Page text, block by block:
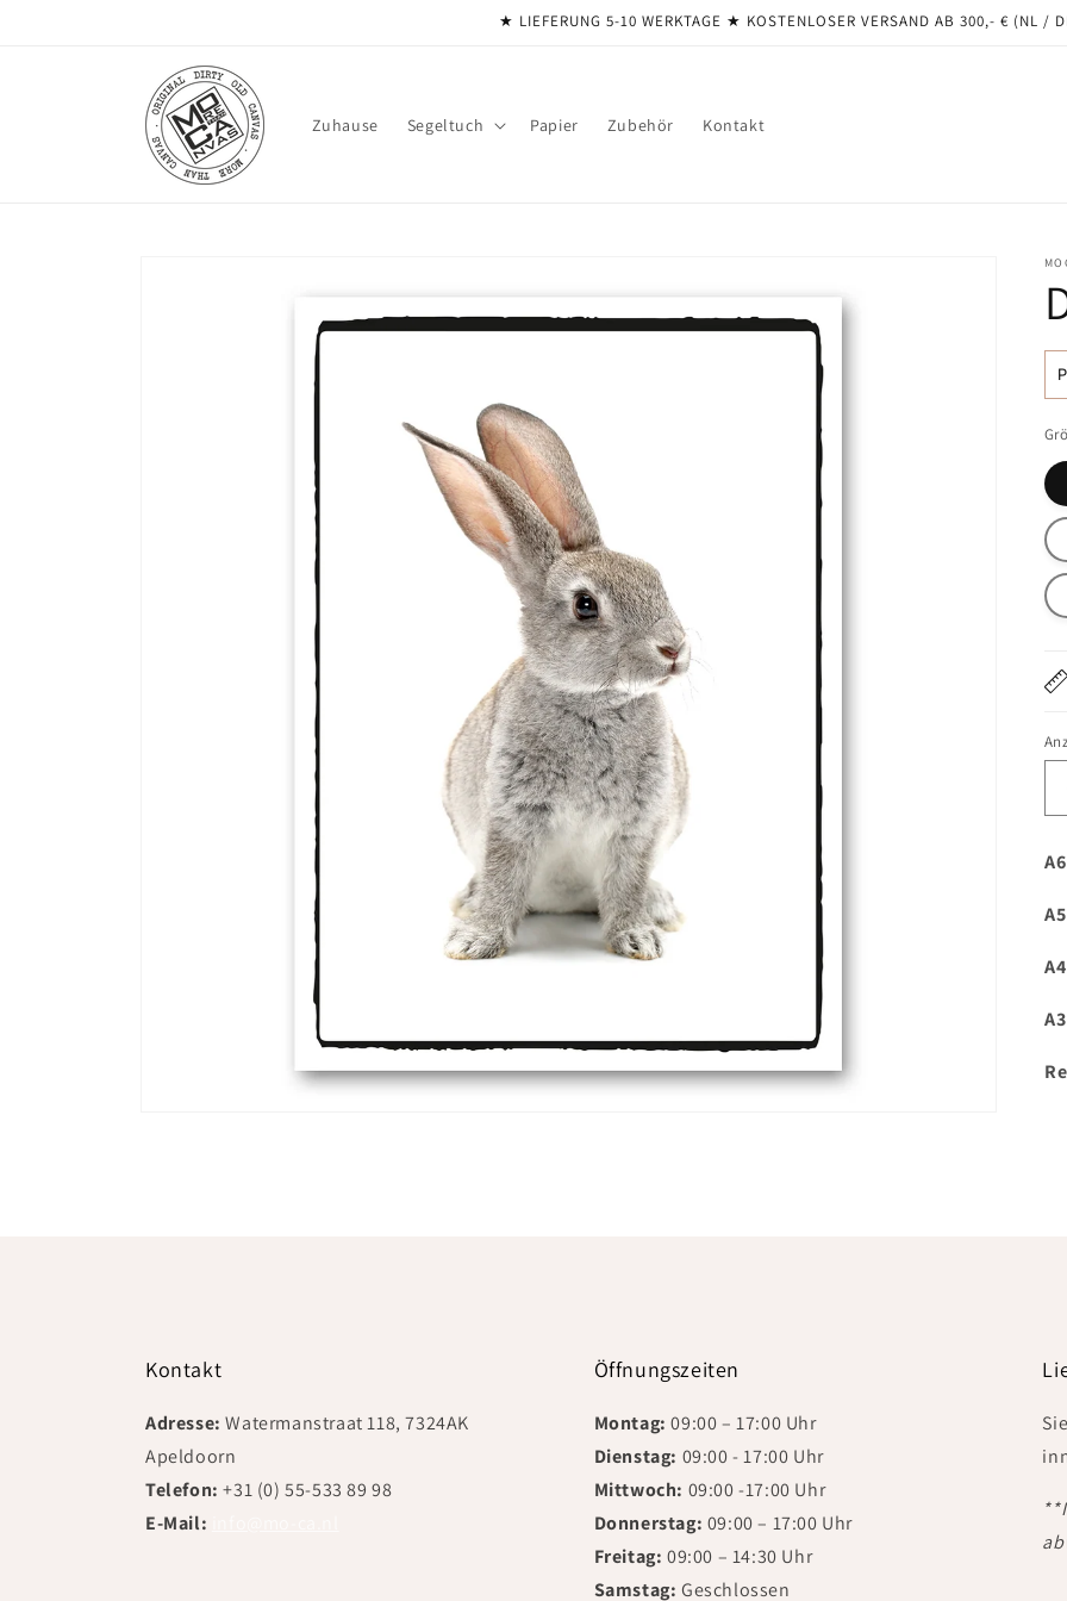
★ LIEFERUNG 5-10 WERKTAGE ★ ​​KOSTENLOSER VERSAND AB 300,- € (NL /
Zuhause Segeltuch Papier Zubehör Kontakt
Kontakt
Adresse: Watermanstraat 118, 7324AK
Apeldoorn
Telefon: +31 (0) 55-533 89 98
E-Mail:
Öffnungszeiten
Montag: 09:00 – 17:00 Uhr
Dienstag: 09:00 - 17:00 Uhr
Mittwoch: 09:00 -17:00 Uhr
Donnerstag: 09:00 – 17:00 Uhr
Freitag: 09:00 – 14:30 Uhr
Samstag: Geschlossen